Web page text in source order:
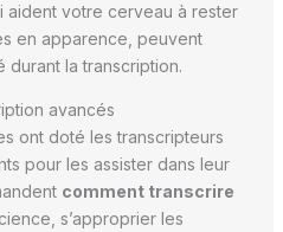
aident votre cerveau à rester
en apparence, peuvent
la transcription.
avancés
ont doté les transcripteurs
pour les assister dans leur
comment transcrire
s’approprier les